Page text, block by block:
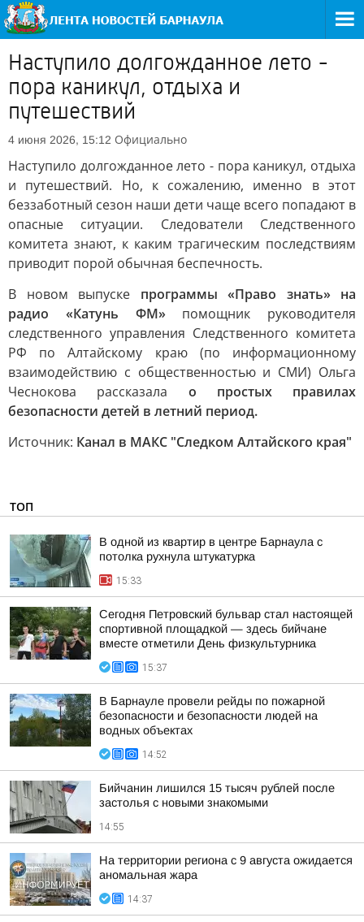
Наступило долгожданное лето -
пора каникул, отдыха и
путешествий
4 июня 2026, 15:12 Официально
Наступило долгожданное лето - пора каникул, отдыха
и путешествий. Но, к сожалению, именно в этот
беззаботный сезон наши дети чаще всего попадают в
опасные ситуации. Следователи Следственного
комитета знают, к каким трагическим последствиям
приводит порой обычная беспечность.
В новом выпуске программы «Право знать» на
радио «Катунь ФМ»помощник руководителя
следственного управления Следственного комитета
РФ по Алтайскому краю (по информационному
взаимодействию с общественностью и СМИ) Ольга
Чеснокова рассказала о простых правилах
безопасности детей в летний период.
Источник: Канал в МАКС "Следком Алтайского края"
ТОП
В одной из квартир в центре Барнаула с
потолка рухнула штукатурка
15:33
Сегодня Петровский бульвар стал настоящей
спортивной площадкой — здесь бийчане
вместе отметили День физкультурника
15:37
В Барнауле провели рейды по пожарной
безопасности и безопасности людей на
водных объектах
14:52
Бийчанин лишился 15 тысяч рублей после
застолья с новыми знакомыми
14:55
На территории региона с 9 августа ожидается
аномальная жара
14:37